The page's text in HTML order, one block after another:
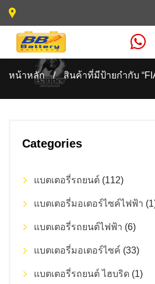
หน้าหลัก / สินค้าที่มีป้ายกำกับ
Categories
แบตเตอรี่รถยนต์ (112)
แบตเตอรี่มอเตอร์ไซค์ไฟฟ้า
แบตเตอรี่รถยนต์ไฟฟ้า (6)
แบตเตอรี่มอเตอร์ไซค์ (33)
แบตเตอรี่รถยนต์ ไฮบริด (1)